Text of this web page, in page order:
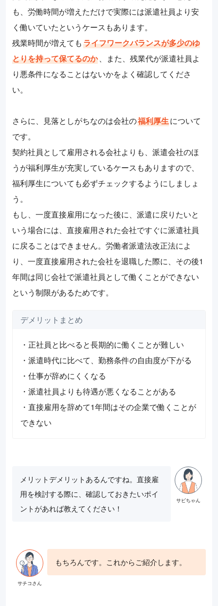
も、労働時間が増えただけで実際には派遣社員より安
く働いていたというケースもあります。
残業時間が増えてもライフワークバランスが多少のゆ
とりを持って保てるのか、また、残業代が派遣社員よ
り悪条件になることはないかをよく確認してくださ
い。
さらに、見落としがちなのは会社の福利厚生について
です。
契約社員として雇用される会社よりも、派遣会社のほ
うが福利厚生が充実しているケースもありますので、
福利厚生についても必ずチェックするようにしましょ
う。
もし、一度直接雇用になった後に、派遣に戻りたいと
いう場合には、直接雇用された会社ですぐに派遣社員
に戻ることはできません。労働者派遣法改正法によ
り、一度直接雇用された会社を退職した際に、その後1
年間は同じ会社で派遣社員として働くことができない
という制限があるためです。
デメリットまとめ
・正社員と比べると長期的に働くことが難しい
・派遣時代に比べて、勤務条件の自由度が下がる
・仕事が辞めにくくなる
・派遣社員よりも待遇が悪くなることがある
・直接雇用を辞めて1年間はその企業で働くことが
できない
メリットデメリットあるんですね。直接雇
用を検討する際に、確認しておきたいポイ
ントがあれば教えてください！
もちろんです。これからご紹介します。